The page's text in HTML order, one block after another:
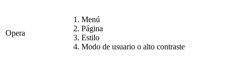
Opera
Menú
Página
Estilo
Modo de usuario o alto contraste